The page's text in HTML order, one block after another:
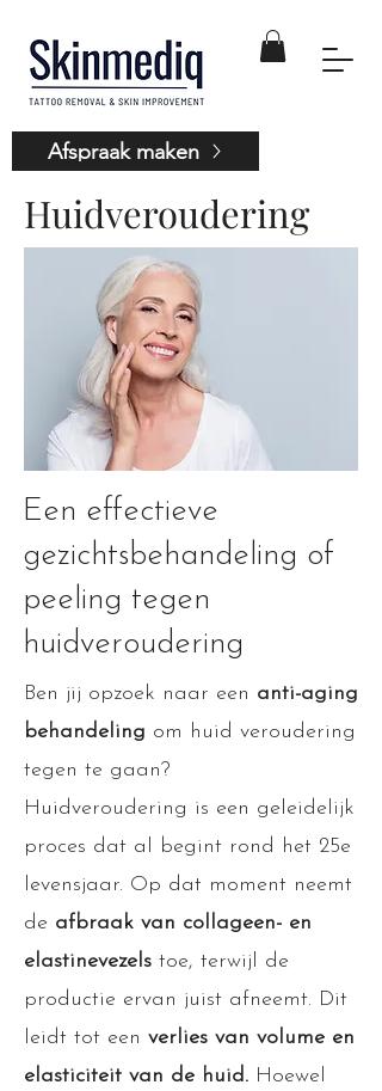
Afspraak maken
Huidveroudering
Een effectieve
gezichtsbehandeling of
peeling tegen
huidveroudering
Ben jij opzoek naar een anti-aging
behandeling om huid veroudering
tegen te gaan?
Huidveroudering is een geleidelijk
proces dat al begint rond het 25e
levensjaar. Op dat moment neemt
de afbraak van collageen- en
elastinevezels toe, terwijl de
productie ervan juist afneemt. Dit
leidt tot een verlies van volume en
elasticiteit van de huid. Hoewel